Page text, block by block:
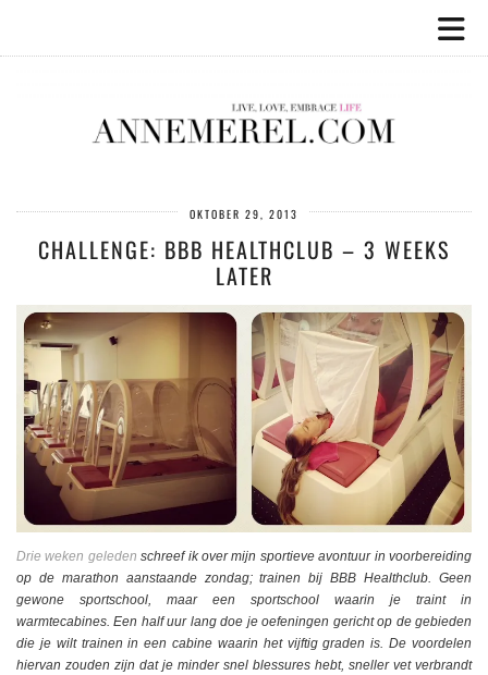
OKTOBER 29, 2013
CHALLENGE: BBB HEALTHCLUB – 3 WEEKS
LATER
Drie weken geleden schreef ik over mijn sportieve avontuur in voorbereiding
op de marathon aanstaande zondag; trainen bij BBB Healthclub. Geen
gewone sportschool, maar een sportschool waarin je traint in
warmtecabines. Een half uur lang doe je oefeningen gericht op de gebieden
die je wilt trainen in een cabine waarin het vijftig graden is. De voordelen
hiervan zouden zijn dat je minder snel blessures hebt, sneller vet verbrandt